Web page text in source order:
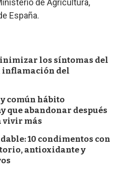
de Agricultura,
España.
los síntomas del
del
común hábito
que abandonar después
vivir más
10 condimentos con
antioxidante y